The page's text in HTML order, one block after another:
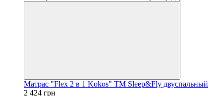
Матрас "Flex 2 в 1 Kokos" ТМ Sleep&Fly двуспальный
2 424 грн